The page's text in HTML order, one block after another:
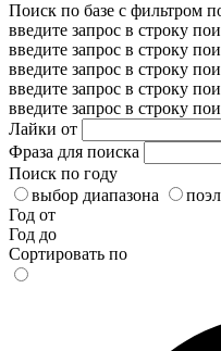
Поиск по базе с фильтром
введите запрос в строку
введите запрос в строку
введите запрос в строку
введите запрос в строку
введите запрос в строку
Лайки от
Фраза для поиска
Поиск по году
выбор диапазона
Год от
Год до
Сортировать по